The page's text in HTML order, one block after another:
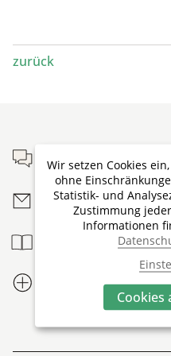
zurück
Persönliche
Newsletter
Reisebroschüre
Ihre Vorteile
Wir setzen Cookies
ohne
Statistik- und
Zustimmung
Informationen
Cookies